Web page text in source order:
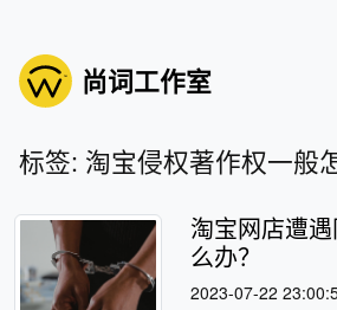
尚词工作室
标签: 淘宝侵权著作权一般
淘宝网店遭
么办？
2023-07-22